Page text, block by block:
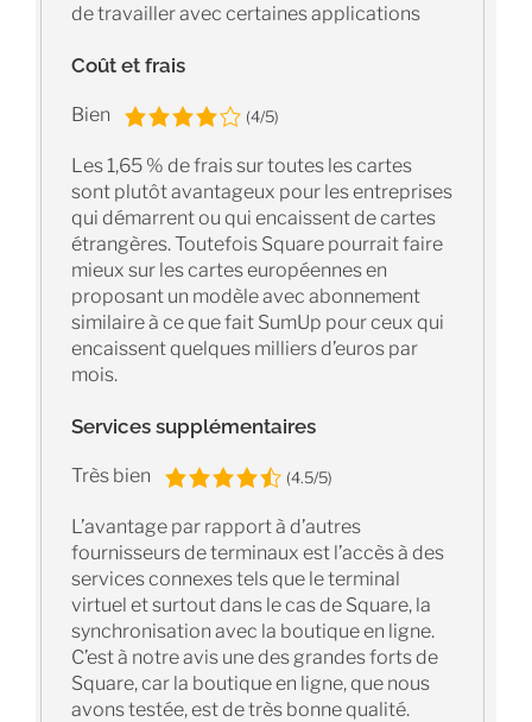
de travailler avec certaines applications
Coût et frais
Bien (4/5)
Les 1,65 % de frais sur toutes les cartes
sont plutôt avantageux pour les entreprises
qui démarrent ou qui encaissent de cartes
étrangères. Toutefois Square pourrait faire
mieux sur les cartes européennes en
proposant un modèle avec abonnement
similaire à ce que fait SumUp pour ceux qui
encaissent quelques milliers d’euros par
mois.
Services supplémentaires
Très bien (4.5/5)
L’avantage par rapport à d’autres
fournisseurs de terminaux est l’accès à des
services connexes tels que le terminal
virtuel et surtout dans le cas de Square, la
synchronisation avec la boutique en ligne.
C’est à notre avis une des grandes forts de
Square, car la boutique en ligne, que nous
avons testée, est de très bonne qualité.